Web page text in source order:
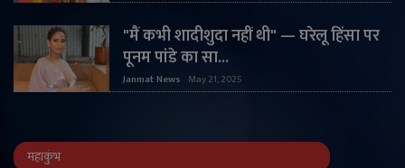
"मैं कभी शादीशुदा नहीं थी" — घरेलू हिंसा पर
पूनम पांडे का सा...
Janmat News May 21, 2025
महाकुंभ